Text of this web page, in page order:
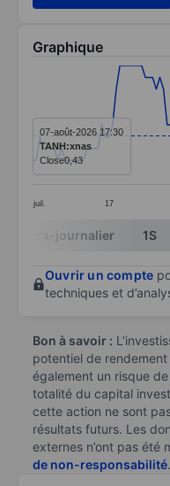
Graphique
Line chart with 86
The chart has 1 X
The chart has 1 Y
juil. 17
07-août-2026 17:30
TANH:xnas
Close0,43
End of interactive
Intra-journalier 1S
Ouvrir un compte
techniques et
Bon à savoir :
potentiel de
également un risque
totalité du capital
cette action ne sont
résultats futurs. Les
externes n’ont pas été
de non-responsabilité.